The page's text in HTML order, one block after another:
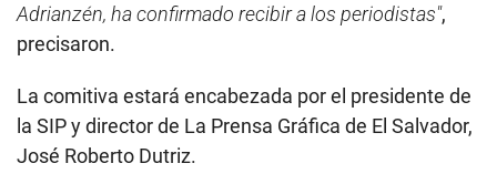
Adrianzén, ha confirmado recibir a los periodistas",
precisaron.
La comitiva estará encabezada por el presidente de
la SIP y director de La Prensa Gráfica de El Salvador,
José Roberto Dutriz.